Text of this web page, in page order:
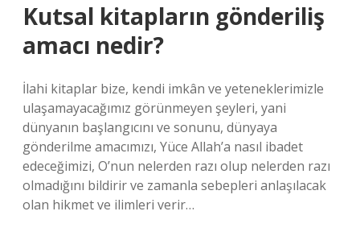
Kutsal kitapların gönderiliş
amacı nedir?
İlahi kitaplar bize, kendi imkân ve yeteneklerimizle
ulaşamayacağımız görünmeyen şeyleri, yani
dünyanın başlangıcını ve sonunu, dünyaya
gönderilme amacımızı, Yüce Allah’a nasıl ibadet
edeceğimizi, O’nun nelerden razı olup nelerden razı
olmadığını bildirir ve zamanla sebepleri anlaşılacak
olan hikmet ve ilimleri verir…